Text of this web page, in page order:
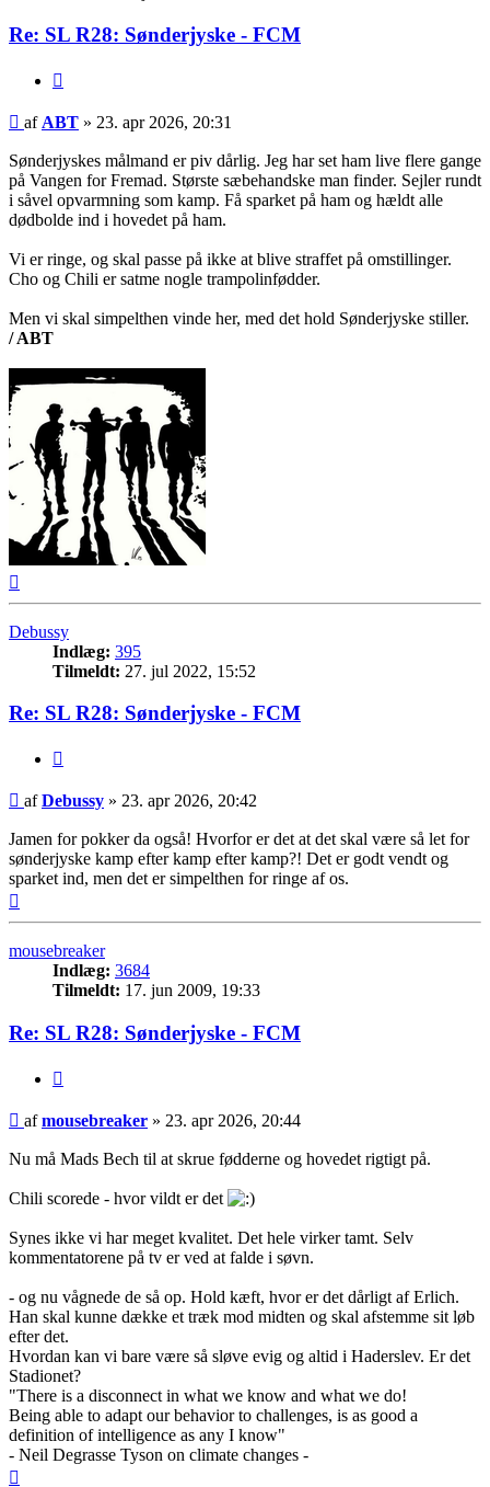
Re: SL R28: Sønderjyske - FCM
Indlæg
af ABT » 23. apr 2026, 20:31
Sønderjyskes målmand er piv dårlig. Jeg har set ham live flere gange
på Vangen for Fremad. Største sæbehandske man finder. Sejler rundt
i såvel opvarmning som kamp. Få sparket på ham og hældt alle
dødbolde ind i hovedet på ham.
Vi er ringe, og skal passe på ikke at blive straffet på omstillinger.
Cho og Chili er satme nogle trampolinfødder.
Men vi skal simpelthen vinde her, med det hold Sønderjyske stiller.
/ ABT
Debussy
Indlæg: 395
Tilmeldt: 27. jul 2022, 15:52
Re: SL R28: Sønderjyske - FCM
Indlæg
afDebussy » 23. apr 2026, 20:42
Jamen for pokker da også! Hvorfor er det at det skal være så let for
sønderjyske kamp efter kamp efter kamp?! Det er godt vendt og
sparket ind, men det er simpelthen for ringe af os.
mousebreaker
Indlæg: 3684
Tilmeldt: 17. jun 2009, 19:33
Re: SL R28: Sønderjyske - FCM
Indlæg
afmousebreaker » 23. apr 2026, 20:44
Nu må Mads Bech til at skrue fødderne og hovedet rigtigt på.
Chili scorede - hvor vildt er det
Synes ikke vi har meget kvalitet. Det hele virker tamt. Selv
kommentatorene på tv er ved at falde i søvn.
- og nu vågnede de så op. Hold kæft, hvor er det dårligt af Erlich.
Han skal kunne dække et træk mod midten og skal afstemme sit løb
efter det.
Hvordan kan vi bare være så sløve evig og altid i Haderslev. Er det
Stadionet?
"There is a disconnect in what we know and what we do!
Being able to adapt our behavior to challenges, is as good a
definition of intelligence as any I know"
- Neil Degrasse Tyson on climate changes -